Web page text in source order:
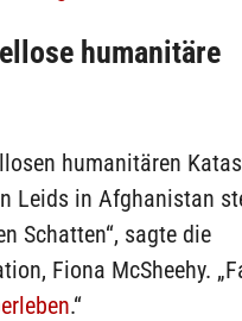
humanitäre
humanitären
Leids in Afghanistan
Schatten“, sagte die
Fiona McSheehy.
.“